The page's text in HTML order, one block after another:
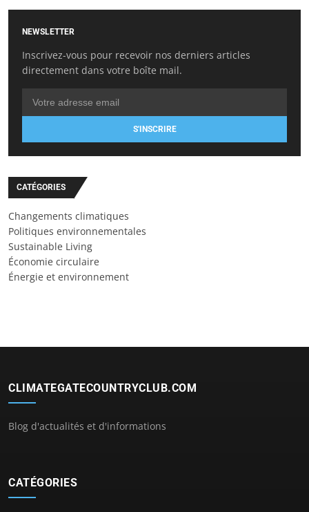
NEWSLETTER
Inscrivez-vous pour recevoir nos derniers articles
directement dans votre boîte mail.
S'INSCRIRE
CATÉGORIES
Changements climatiques
Politiques environnementales
Sustainable Living
Économie circulaire
Énergie et environnement
CLIMATEGATECOUNTRYCLUB.COM
Blog d'actualités et d'informations
CATÉGORIES